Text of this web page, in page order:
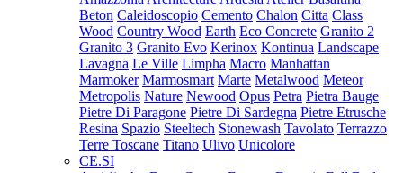
Beton Caleidoscopio Cemento Chalon Citta Class
Wood Country Wood Earth Eco Concrete Granito 2
Granito 3 Granito Evo Kerinox Kontinua Landscape
Lavagna Le Ville Limpha Macro Manhattan
Marmoker Marmosmart Marte Metalwood Meteor
Metropolis Nature Newood Opus Petra Pietra Bauge
Pietre Di Paragone Pietre Di Sardegna Pietre Etrusche
Resina Spazio Steeltech Stonewash Tavolato Terrazzo
Terre Toscane Titano Ulivo Unicolore
CE.SI